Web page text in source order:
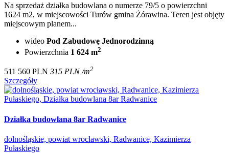
Na sprzedaż działka budowlana o numerze 79/5 o powierzchni
1624 m2, w miejscowości Turów gmina Żórawina. Teren jest objęty
miejscowym planem...
wideo Pod Zabudowę Jednorodzinną
Powierzchnia 1 624 m2
511 560 PLN 315 PLN /m2
Szczegóły
Działka budowlana 8ar Radwanice
dolnośląskie, powiat wrocławski, Radwanice, Kazimierza
Pułaskiego